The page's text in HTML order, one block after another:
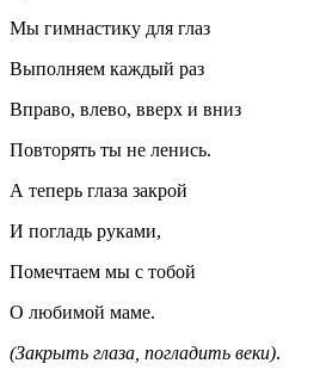
Мы гимнастику для глаз
Выполняем каждый раз
Вправо, влево, вверх и вниз
Повторять ты не ленись.
А теперь глаза закрой
И погладь руками,
Помечтаем мы с тобой
О любимой маме.
(Закрыть глаза, погладить веки).